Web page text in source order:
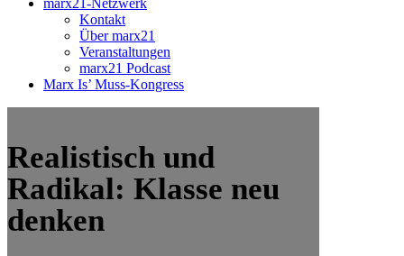
marx21-Netzwerk
Kontakt
Über marx21
Veranstaltungen
marx21 Podcast
Marx Is’ Muss-Kongress
Realistisch und
Radikal: Klasse neu
denken